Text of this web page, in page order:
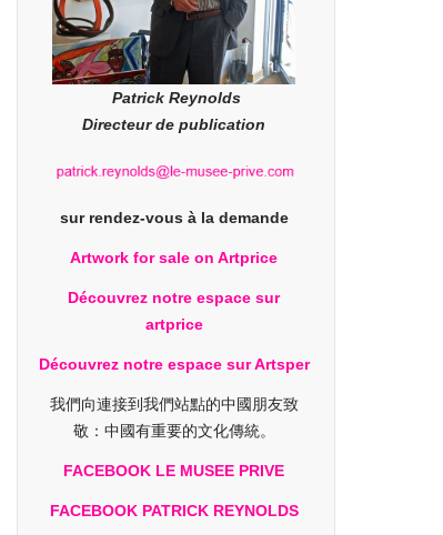
Patrick Reynolds
Directeur de publication
sur rendez-vous à la demande
Artwork for sale on Artprice
Découvrez notre espace sur
artprice
Découvrez notre espace sur Artsper
我們向連接到我們站點的中國朋友致
敬：中國有重要的文化傳統。
FACEBOOK LE MUSEE PRIVE
FACEBOOK PATRICK REYNOLDS